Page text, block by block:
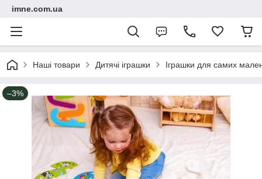
imne.com.ua
Наші товари Дитячі іграшки Іграшки для самих
–3%